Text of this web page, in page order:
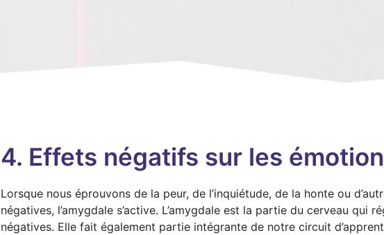
4. Effets négatifs sur les
Lorsque nous éprouvons de la peur, de l’inquiétude, de la honte ou
négatives, l’amygdale s’active. L’amygdale est la partie du cerveau qui
négatives. Elle fait également partie intégrante de notre circuit